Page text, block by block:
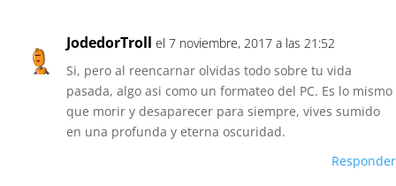
JodedorTroll el 7 noviembre, 2017 a las 21:52
Si, pero al reencarnar olvidas todo sobre tu vida
pasada, algo asi como un formateo del PC. Es lo mismo
que morir y desaparecer para siempre, vives sumido
en una profunda y eterna oscuridad.
Responder